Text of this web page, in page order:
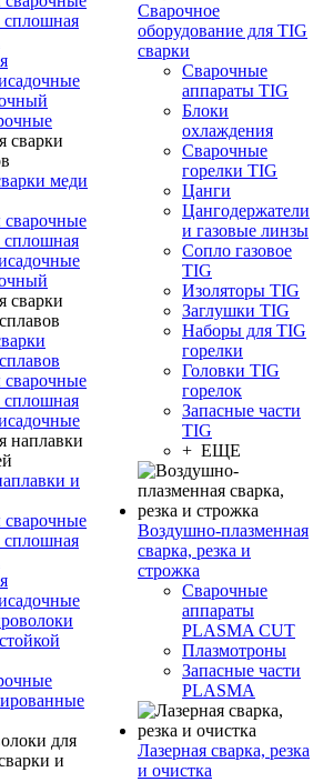
сплошная
меди
сплошная
сплошная
и
сплошная
Сварочное
оборудование для TIG
сварки
Сварочные
аппараты TIG
Блоки
охлаждения
Сварочные
горелки TIG
Цанги
Цангодержатели
и газовые линзы
Сопло газовое
TIG
Изоляторы TIG
Заглушки TIG
Наборы для TIG
горелки
Головки TIG
горелок
Запасные части
TIG
+ ЕЩЕ
Воздушно-плазменная
сварка, резка и
строжка
Сварочные
аппараты
PLASMA CUT
Плазмотроны
Запасные части
PLASMA
Лазерная сварка, резка
и очистка